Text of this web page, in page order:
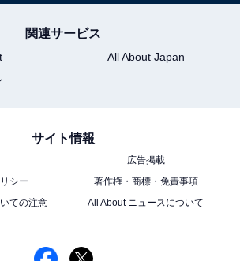
hDU4N9Irlf
project (@timelesz_proj)
13」では、自身が役者として培って
のメンバーに共有。通常、オーディシ
要。しかし、今回のタイプロに関して
関連サービス
All About Japan
サイト情報
広告掲載
シー
著作権・商標・免責事項
ての注意
All About ニュースについて